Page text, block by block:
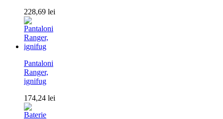
228,69 lei
Pantaloni
Ranger,
ignifug
174,24 lei